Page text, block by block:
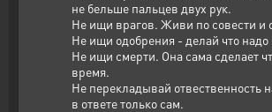
не бельше пальцев двух рук.
Не ищи врагов. Живи по совести и
Не ищи одобрения - делай что надо
Не ищи смерти. Она сама сделает
время.
Не перекладывай отвественность
в ответе только сам.